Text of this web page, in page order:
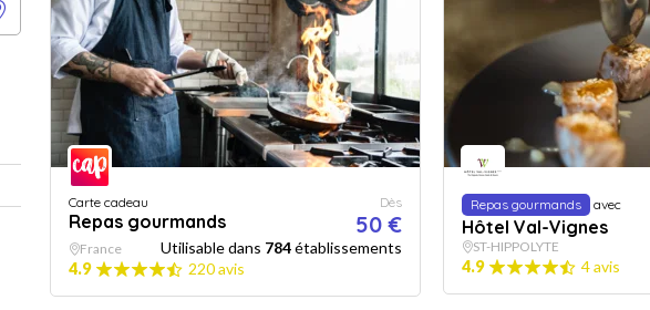
Carte cadeau
Repas gourmands
Dès
50 €
France Utilisable dans 784établissements
4.9
220 avis
Repas gourmands avec
Hôtel Val-Vignes
ST-HIPPOLYTE
4.9 4 avis